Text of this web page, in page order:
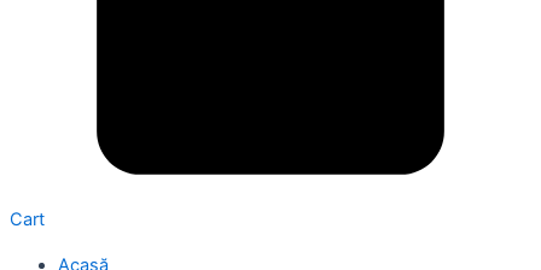
Cart
Acasă